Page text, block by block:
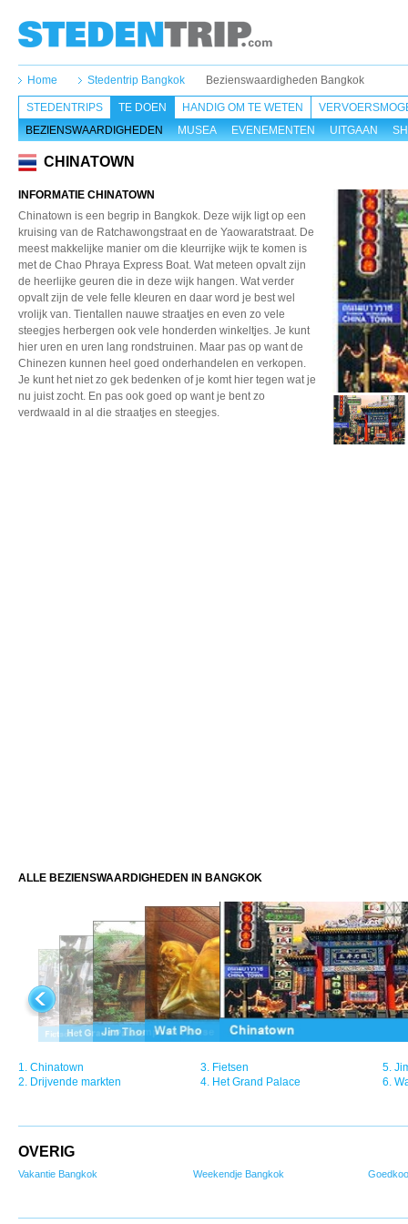
Home Stedentrip Bangkok Bezienswaardigheden Bangkok
STEDENTRIPS
TE DOEN
BEZIENSWAARDIGHEDEN
MUSEA EVENEMENTEN UITGAAN
HANDIG OM TE WETEN
CHINATOWN
INFORMATIE CHINATOWN
Chinatown is een begrip in Bangkok. Deze wijk ligt op een
kruising van de Ratchawongstraat en de Yaowaratstraat. De
meest makkelijke manier om die kleurrijke wijk te komen is
met de Chao Phraya Express Boat. Wat meteen opvalt zijn
de heerlijke geuren die in deze wijk hangen. Wat verder
opvalt zijn de vele felle kleuren en daar word je best wel
vrolijk van. Tientallen nauwe straatjes en even zo vele
steegjes herbergen ook vele honderden winkeltjes. Je kunt
hier uren en uren lang rondstruinen. Maar pas op want de
Chinezen kunnen heel goed onderhandelen en verkopen.
Je kunt het niet zo gek bedenken of je komt hier tegen wat je
nu juist zocht. En pas ook goed op want je bent zo
verdwaald in al die straatjes en steegjes.
ALLE BEZIENSWAARDIGHEDEN IN BANGKOK
1. Chinatown
2. Drijvende markten
3. Fietsen
4. Het Grand Palace
5.
6.
OVERIG
Vakantie Bangkok Weekendje Bangkok